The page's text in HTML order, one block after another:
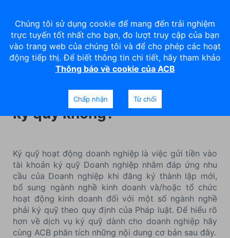
Ký quỹ hoạt động doanh
nghiệp là gì? Có thể rút tiền
ký quỹ không?
Ký quỹ hoạt động doanh nghiệp là việc gửi tiền vào
tài khoản ký quỹ Doanh nghiệp nhằm đáp ứng nhu
cầu của Doanh nghiệp khi đăng ký thành lập mới,
bổ sung ngành nghề kinh doanh và/hoặc tổ chức
hoạt động kinh doanh đối với một số ngành nghề
phải ký quỹ theo quy định của Pháp luật. Để hiểu rõ
hơn về dịch vụ ký quỹ dành cho doanh nghiệp hãy
cùng ACB phân tích những nội dung cơ bản sau đây.
Chúng tôi sử dụng cookie để mang đến trải nghiệm
trực tuyến tốt nhất cho bạn, đo lượt truy cập của bạn
vào trang web của chúng tôi và để cho phép các hoạt
động tiếp thị. Để biết thông tin chi tiết, hãy tham khảo
Thông báo về cookie của ACB
Chấp nhận Từ chối